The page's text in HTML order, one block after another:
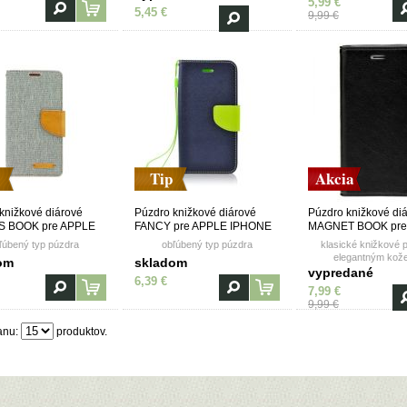
polyuretán)
5,45 € 9,99 €
diárové
BOOK pre APPLE
5/5S/5SE - šedé
typ púzdra
Tip
Púzdro knižkové diárové
FANCY pre APPLE IPHONE
5/5S/5SE - modro žlté
obľúbený typ púzdra
skladom
6,39 €
Akcia
Púzdro knižkové
MAGNET BOOK
IPHONE 5/5S/5SE
klasické knižkové
elegantným
prešívaním a
magnetom
vypredané
7,99 €
9,99 €
produktov.